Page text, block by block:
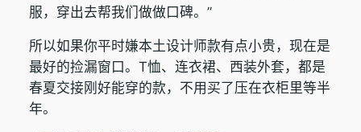
服，穿出去帮我们做做口碑。”
所以如果你平时嫌本土设计师款有点小贵，现在是
最好的捡漏窗口。T恤、连衣裙、西装外套，都是
春夏交接刚好能穿的款，不用买了压在衣柜里等半
年。